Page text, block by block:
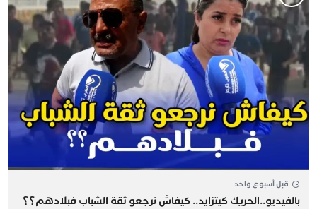
قبل أسبوع واحد
بالفيديو..الحريك كيتزايد.. كيفاش نرجعو ثقة الشباب فبلادهم؟؟